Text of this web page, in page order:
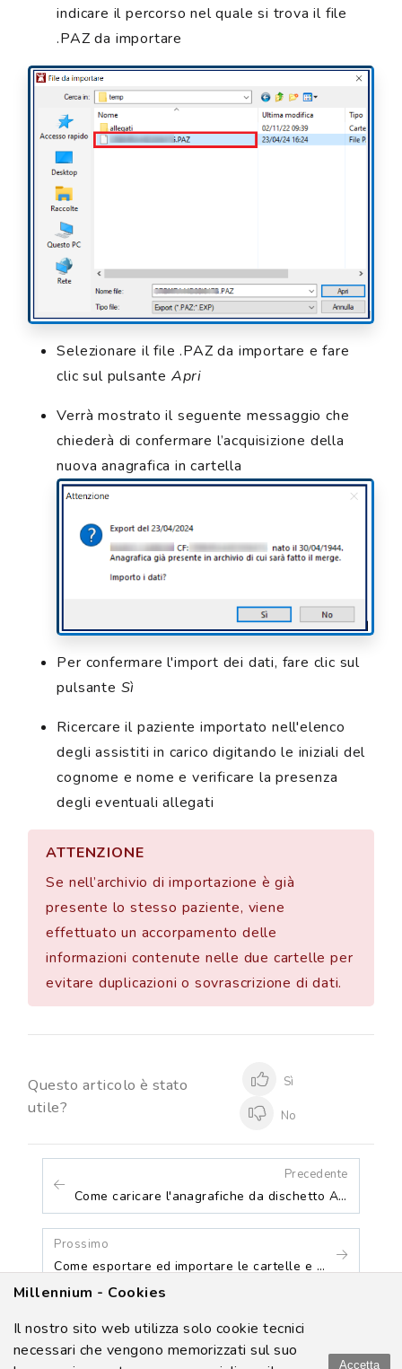
indicare il percorso nel quale si trova il file
.PAZ da importare
Selezionare il file .PAZ da importare e fare
clic sul pulsante Apri
Verrà mostrato il seguente messaggio che
chiederà di confermare l’acquisizione della
nuova anagrafica in cartella
Per confermare l'import dei dati, fare clic sul
pulsante Sì
Ricercare il paziente importato nell'elenco
degli assistiti in carico digitando le iniziali del
cognome e nome e verificare la presenza
degli eventuali allegati
ATTENZIONE
Se nell’archivio di importazione è già
presente lo stesso paziente, viene
effettuato un accorpamento delle
informazioni contenute nelle due cartelle per
evitare duplicazioni o sovrascrizione di dati.
Questo articolo è stato
utile?
Sì
No
Precedente
Come caricare l'anagrafiche da dischetto ASL
Prossimo
Come esportare ed importare le cartelle e gli allegati di un gruppo di pazienti
Millennium S.p.A. Gruppo GMH - Via di Collodi 6/C - 50141
Firenze - P. Iva: 05588740489 - © Copyright 2000-
2026. Tutti i
Millennium - Cookies
Il nostro sito web utilizza solo cookie tecnici
necessari che vengono memorizzati sul suo
Accetta